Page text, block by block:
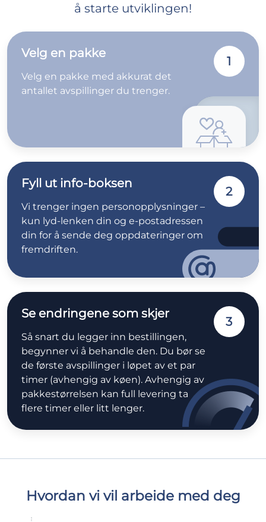
å starte utviklingen!
Velg en pakke
Velg en pakke med akkurat det
antallet avspillinger du trenger.
1
Fyll ut info-boksen
Vi trenger ingen personopplysninger –
kun lyd-lenken din og e-postadressen
din for å sende deg oppdateringer om
fremdriften.
2
Se endringene som skjer
Så snart du legger inn bestillingen,
begynner vi å behandle den. Du bør se
de første avspillinger i løpet av et par
timer (avhengig av køen). Avhengig av
pakkestørrelsen kan full levering ta
flere timer eller litt lenger.
3
Hvordan vi vil arbeide med deg